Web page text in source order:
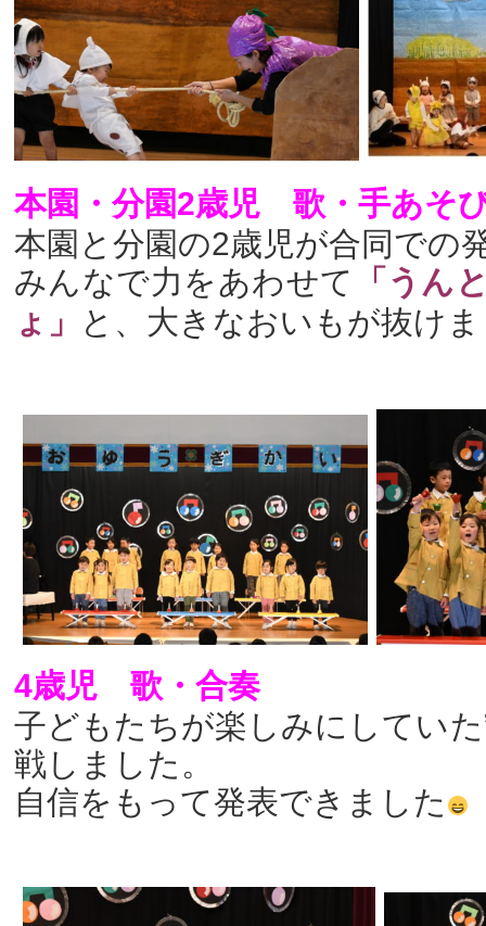
本園・分園2歳児 歌・手あそ
本園と分園の2歳児が合同での
みんなで力をあわせて
「うん
ょ」
と、大きなおいもが抜け
4歳児 歌・合奏
子どもたちが楽しみにしてい
戦しました。
自信をもって発表できました